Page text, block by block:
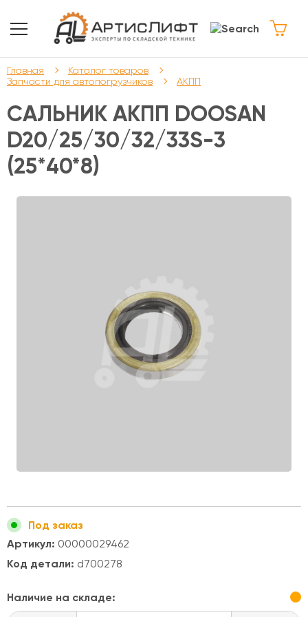
Главная
Каталог товаров
Запчасти для автопогрузчиков
АКПП
САЛЬНИК АКПП DOOSAN
D20/25/30/32/33S-3
(25*40*8)
Под заказ
Артикул: 00000029462
Код детали: d700278
Наличие на складе: